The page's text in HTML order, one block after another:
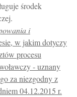
środek
i
w jakim dotyczy
procesu
- uznany
za niezgodny z
04.12.2015 r.